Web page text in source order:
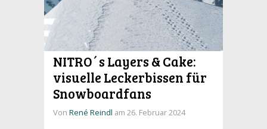
NITRO´s Layers & Cake:
visuelle Leckerbissen für
Snowboardfans
Von René Reindl am 26. Februar 2024